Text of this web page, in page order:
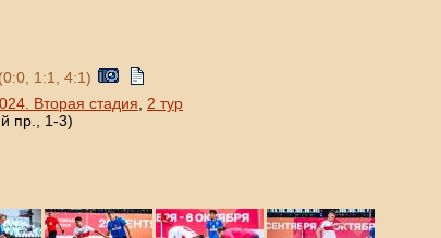
(0:0, 1:1, 4:1)
Вторая стадия
2 тур
пр., 1-3)